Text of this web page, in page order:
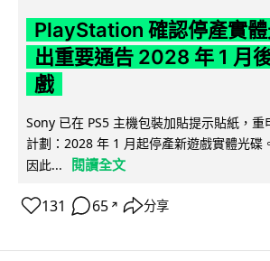
PlayStation 確認停產實
出重要通告 2028 年 1 月
戲
Sony 已在 PS5 主機包裝加貼提示貼紙，
計劃：2028 年 1 月起停產新遊戲實體光碟
因此...
閱讀全文
131 65 ↗ 分享